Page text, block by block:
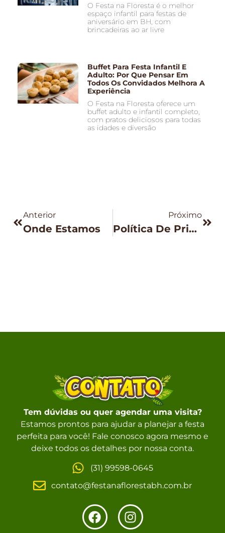
O Festa na Floresta é o melhor
espaço infantil para festas de
aniversário em BH, com
brincadeiras ao ar livre
Buffet Para Festa Infantil E
Adulto: Por Que Pensar Em
Todos Os Convidados Melhora A
Experiência
O Festa na Floresta oferece um
buffet adulto e infantil completo,
com pratos deliciosos para todas
as idades e diversão
Anterior
Onde Estamos
Próximo
Política De Privacidade E Cookies
Tem dúvidas ou quer agendar uma visita?
Estamos prontos para ajudar a planejar a festa
perfeita para você! Fale conosco agora mesmo e
deixe todos os detalhes por nossa conta.
(31) 99598-0645
contato@festanaflorestabh.com.br